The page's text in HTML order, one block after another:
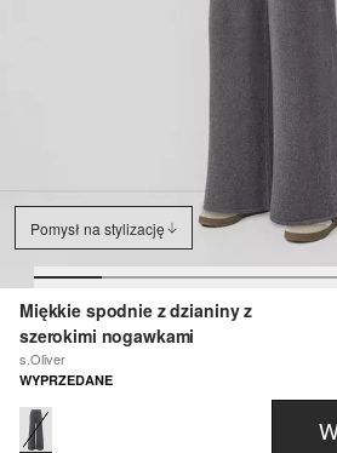
Pomysł na stylizację
Miękkie spodnie z dzianiny z
szerokimi nogawkami
s.Oliver
WYPRZEDANE